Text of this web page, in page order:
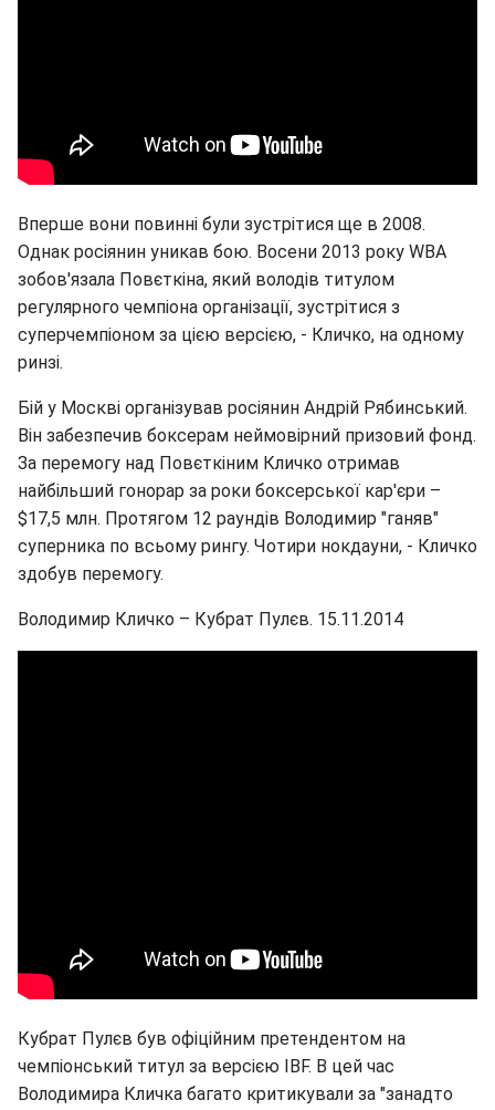
Вперше вони повинні були зустрітися ще в 2008.
Однак росіянин уникав бою. Восени 2013 року WBA
зобов'язала Повєткіна, який володів титулом
регулярного чемпіона організації, зустрітися з
суперчемпіоном за цією версією, - Кличко, на одному
ринзі.
Бій у Москві організував росіянин Андрій Рябинський.
Він забезпечив боксерам неймовірний призовий фонд.
За перемогу над Повєткіним Кличко отримав
найбільший гонорар за роки боксерської кар'єри –
$17,5 млн. Протягом 12 раундів Володимир "ганяв"
суперника по всьому рингу. Чотири нокдауни, - Кличко
здобув перемогу.
Володимир Кличко – Кубрат Пулєв. 15.11.2014
Кубрат Пулєв був офіційним претендентом на
чемпіонський титул за версією IBF. В цей час
Володимира Кличка багато критикували за "занадто